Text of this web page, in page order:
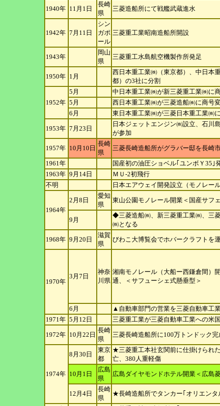
1940年 11月1日
長崎
県
三菱造船所にて戦艦武蔵進水
1942年 7月11日
シン
ガポ
ール
三菱重工業昭南造船所開設
1943年
岡山
県
三菱重工水島航空機製作所発足
1950年 1月
西日本重工業㈱（東京都）、中日本
都）の3社に分割
1952年
5月
中日本重工業㈱が新三菱重工業㈱に
5月
西日本重工業㈱が三菱造船㈱に商号
6月
東日本重工業㈱が三菱日本重工業㈱
1953年 7月23日
日本ジェットエンジン㈱設立、石川
が参加
1957年 10月10日
長崎
県
三菱長崎造船所がグラバー邸を長崎
1961年
国産初の油圧ショベル｢ユンボＹ35｣
1963年 9月14日
ＭＵ-2初飛行
不明
日本エアウェイ開発設立（モノレー
1964年
2月8日
愛知
県
東山公園モノレール開業＜国産サフ
9月
◆三菱造船㈱、新三菱重工業㈱、三
㈱となる
1968年 9月20日
滋賀
県
びわこ大博覧会でホバークラフトを
1970年
3月7日
神奈
川 県
湘南モノレール（大船ー西鎌倉間）
通、＜サフューシェ式懸垂型＞
6月
▲自動車部門の営業を三菱自動車工
1971年 5月12日 三菱重工業が三菱自動車工業への米
1972年 10月22日
長崎
県
三菱長崎造船所に100万トンドック完
1974年
8月30日
東京
都
★三菱重工本社玄関前に仕掛けられ
亡、380人重軽傷
10月1日
広島
県
広島ダイヤモンドホテル開業＜広島
12月4日
長崎
県
★長崎造船所でタンカー｢オリエン